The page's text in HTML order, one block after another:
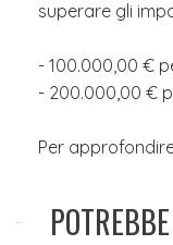
superare gli
- 100.000,00 €
- 200.000,00 €
Per